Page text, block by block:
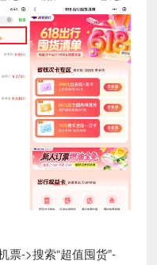
票->搜索“超值囤货”-